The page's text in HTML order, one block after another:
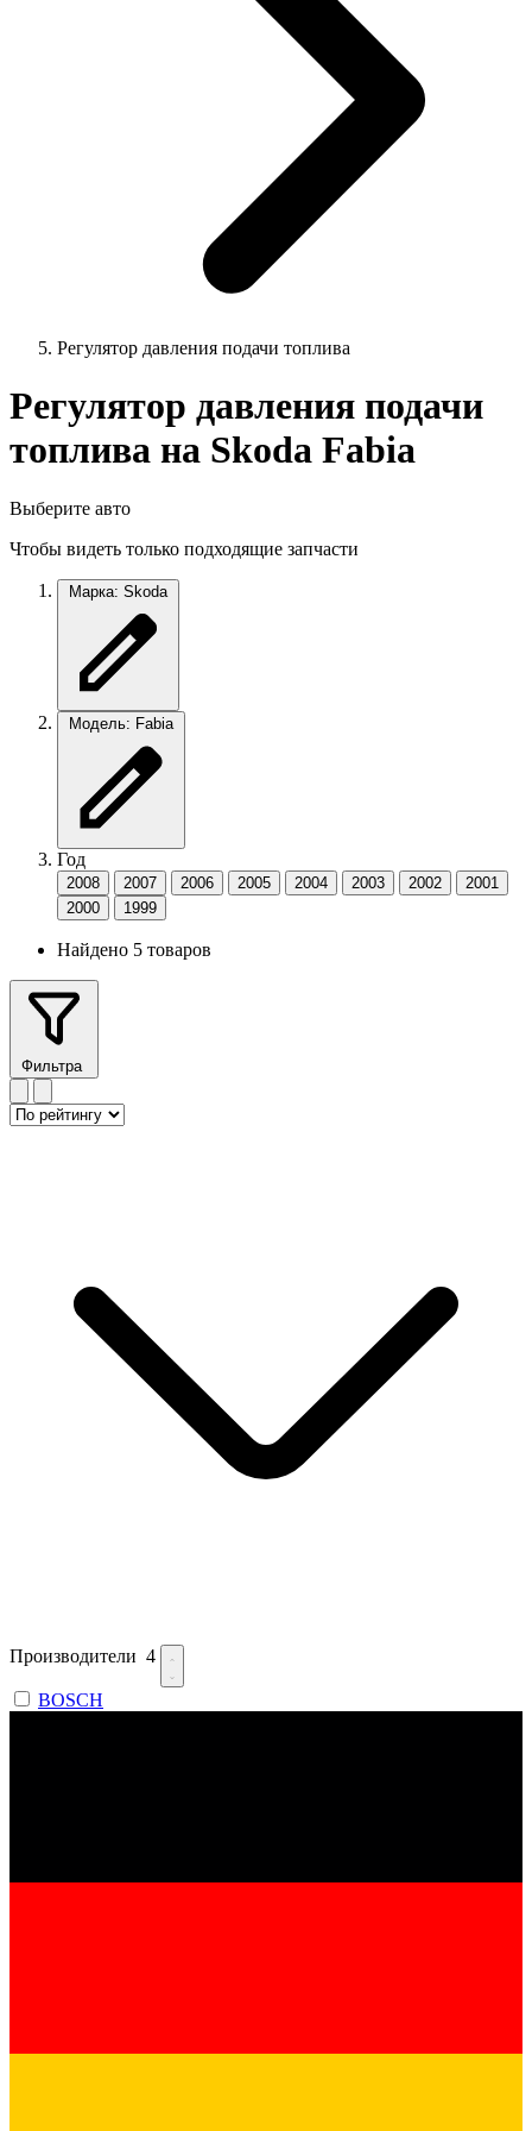
Регулятор давления подачи топлива
Регулятор давления подачи
топлива на Skoda Fabia
Выберите авто
Чтобы видеть только подходящие запчасти
Марка: Skoda
Модель: Fabia
Год
2008 2007 2006 2005 2004 2003 2002
2001
2000
1999
Найдено 5 товаров
Фильтра
Производители 4
BOSCH